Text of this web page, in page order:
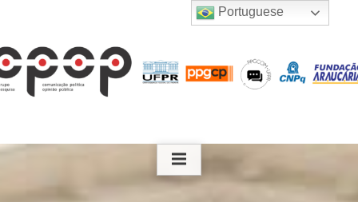
content
Portuguese